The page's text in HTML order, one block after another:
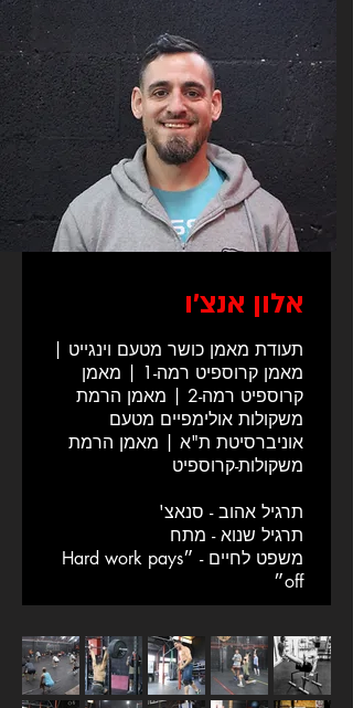
אלון אנצ׳ו
תעודת מאמן כושר מטעם וינגייט |
מאמן קרוספיט רמה-1 | מאמן
קרוספיט רמה-2 | מאמן הרמת
משקולות אולימפיים מטעם
אוניברסיטת ת"א | מאמן הרמת
משקולות-קרוספיט
תרגיל אהוב - סנאצ'
תרגיל שנוא - מתח
משפט לחיים - ״Hard work pays
off״